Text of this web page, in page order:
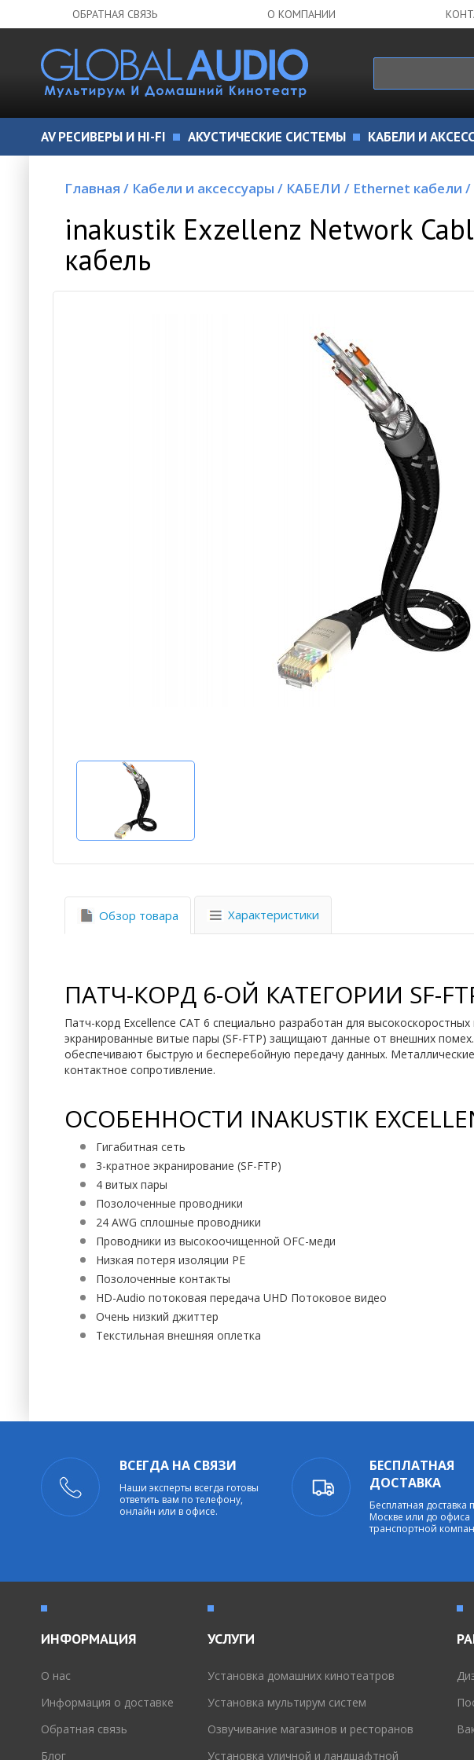
ОБРАТНАЯ СВЯЗЬ О КОМПАНИИ
AV РЕСИВЕРЫ И HI-FI АКУСТИЧЕСКИЕ СИСТЕМЫ КАБЕЛИ И
Главная / Кабели и аксессуары / КАБЕЛИ / Ethernet кабели /
inakustik Exzellenz Network
кабель
Обзор товара Характеристики
ПАТЧ-КОРД 6-ОЙ КАТЕГОРИИ SF-
Патч-корд Excellence CAT 6 специально разработан для
экранированные витые пары (SF-FTP) защищают данные от внешних
обеспечивают быструю и бесперебойную передачу данных.
контактное сопротивление.
ОСОБЕННОСТИ INAKUSTIK
Гигабитная сеть
3-кратное экранирование (SF-FTP)
4 витых пары
Позолоченные проводники
24 AWG сплошные проводники
Проводники из высокоочищенной OFC-меди
Низкая потеря изоляции PE
Позолоченные контакты
HD-Audio потоковая передача UHD Потоковое видео
Очень низкий джиттер
Текстильная внешняя оплетка
ВСЕГДА НА СВЯЗИ
Наши эксперты всегда готовы
ответить вам по телефону,
онлайн или в офисе.
БЕСПЛАТНАЯ
ДОСТАВКА
Бесплатная доставка
Москве или до офиса
транспортной
ИНФОРМАЦИЯ
O нас
Информация о доставке
Обратная связь
Блог
УСЛУГИ
Установка домашних кинотеатров
Установка мультирум систем
Озвучивание магазинов и ресторанов
Установка уличной и ландшафтной